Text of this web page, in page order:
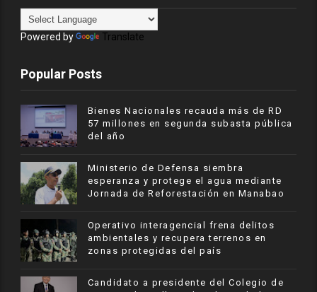
Powered by Translate
Popular Posts
Bienes Nacionales recauda más de RD
57 millones en segunda subasta pública
del año
Ministerio de Defensa siembra
esperanza y protege el agua mediante
Jornada de Reforestación en Manabao
Operativo interagencial frena delitos
ambientales y recupera terrenos en
zonas protegidas del país
Candidato a presidente del Colegio de